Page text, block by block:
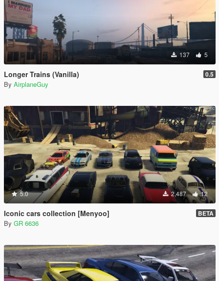
137 5
Longer Trains (Vanilla) 0.5
By AirplaneGuy
5.0 2,487 12
Iconic cars collection [Menyoo] BETA
By GR 6636